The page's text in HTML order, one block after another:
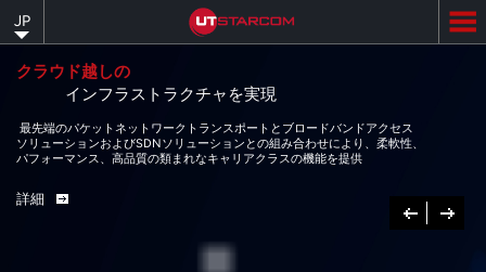
to
main
content
JP
クラウド越しの
インフラストラクチャを実現
最先端のパケットネットワークトランスポートとブロードバンドアクセス
ソリューションおよびSDNソリューションとの組み合わせにより、柔軟性、
パフォーマンス、高品質の類まれなキャリアクラスの機能を提供
詳細
Previous
次
へ